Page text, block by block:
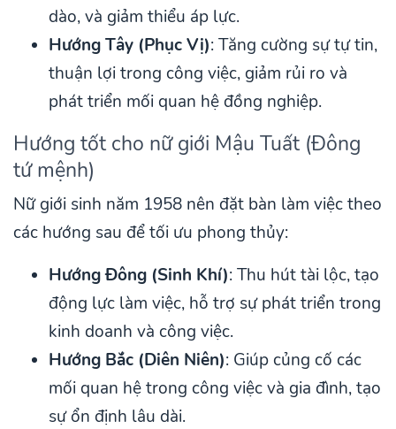
dào, và giảm thiểu áp lực.
Hướng Tây (Phục Vị): Tăng cường sự tự tin,
thuận lợi trong công việc, giảm rủi ro và
phát triển mối quan hệ đồng nghiệp.
Hướng tốt cho nữ giới Mậu Tuất (Đông
tứ mệnh)
Nữ giới sinh năm 1958 nên đặt bàn làm việc theo
các hướng sau để tối ưu phong thủy:
Hướng Đông (Sinh Khí): Thu hút tài lộc, tạo
động lực làm việc, hỗ trợ sự phát triển trong
kinh doanh và công việc.
Hướng Bắc (Diên Niên): Giúp củng cố các
mối quan hệ trong công việc và gia đình, tạo
sự ổn định lâu dài.